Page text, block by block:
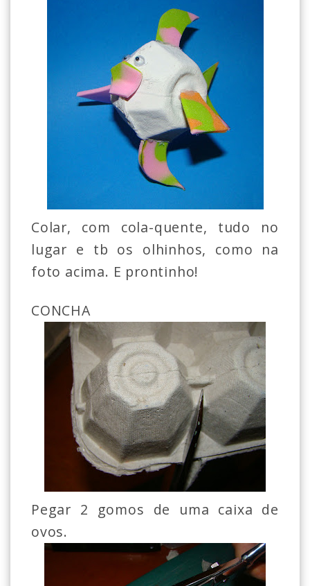
Colar, com cola-quente, tudo no
lugar e tb os olhinhos, como na
foto acima. E prontinho!
CONCHA
Pegar 2 gomos de uma caixa de
ovos.